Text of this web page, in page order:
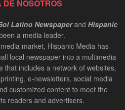
NOSOTROS
Latino Newspaperand Hispanic
a media leader.
market, Hispanic Media has
local newspaper into a multimedia
that includes a network of websites,
e-newsletters, social media
customized content to meet the
readers and advertisers.